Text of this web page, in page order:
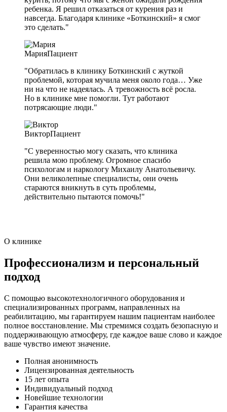
ребенка. Я решил отказаться от курения раз и
навсегда. Благодаря клинике «Боткинский» я смог
это сделать."
МарияПациент
"Обратилась в клинику Боткинский с жуткой
проблемой, которая мучила меня около года… Уже
ни на что не надеялась. А тревожность всё росла.
Но в клинике мне помогли. Тут работают
потрясающие люди."
ВикторПациент
"С уверенностью могу сказать, что клиника
решила мою проблему. Огромное спасибо
психологам и наркологу Михаилу Анатольевичу.
Они великолепные специалисты, они очень
стараются вникнуть в суть проблемы,
действительно пытаются помочь!"
О клинике
Профессионализм и персональный
подход
С помощью высокотехнологичного оборудования и
специализированных программ, направленных на
реабилитацию, мы гарантируем нашим пациентам наиболее
полное восстановление. Мы стремимся создать безопасную и
поддерживающую атмосферу, где каждое ваше слово и каждое
ваше чувство имеют значение.
Полная анонимность
Лицензированная деятельность
15 лет опыта
Индивидуальный подход
Новейшие технологии
Гарантия качества